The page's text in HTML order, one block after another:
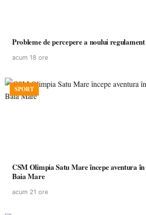
Probleme de percepere a noului regulament
acum 18 ore
SPORT
CSM Olimpia Satu Mare începe aventura în Cupa României la
Baia Mare
acum 21 ore